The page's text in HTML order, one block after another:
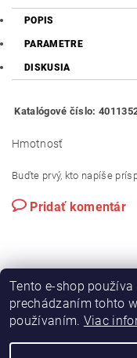
POPIS
PARAMETRE
DISKUSIA
Katalógové číslo:
Hmotnosť
Buďte prvý, kto napíše
Pridať komentár
Výroba
Tento e-shop
prechádzaním tohto
používaním. Viac